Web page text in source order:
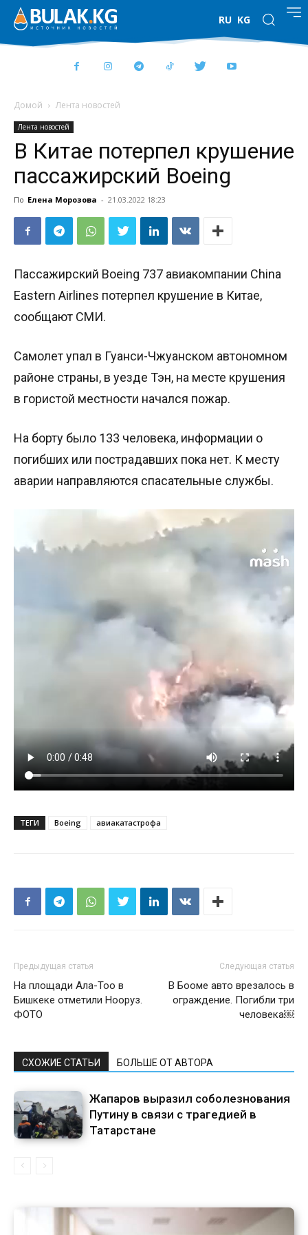
RU KG
Домой Лента новостей
Лента новостей
В Китае потерпел крушение
пассажирский Boeing
По Елена Морозова - 21.03.2022 18:23
Пассажирский Boeing 737 авиакомпании China
Eastern Airlines потерпел крушение в Китае,
сообщают СМИ.
Самолет упал в Гуанси-Чжуанском автономном
районе страны, в уезде Тэн, на месте крушения
в гористой местности начался пожар.
На борту было 133 человека, информации о
погибших или пострадавших пока нет. К месту
аварии направляются спасательные службы.
ТЕГИ Boeing авиакатастрофа
Предыдущая статья
На площади Ала-Тоо в
Бишкеке отметили Нооруз.
ФОТО
Следующая статья
В Бооме авто врезалось в
ограждение. Погибли три
человека￼
СХОЖИЕ СТАТЬИ БОЛЬШЕ ОТ АВТОРА
Жапаров выразил соболезнования
Путину в связи с трагедией в
Татарстане